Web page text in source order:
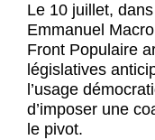
Le 10 juillet,
Emmanuel
Front Populaire
législatives
l’usage
d’imposer une
le pivot.